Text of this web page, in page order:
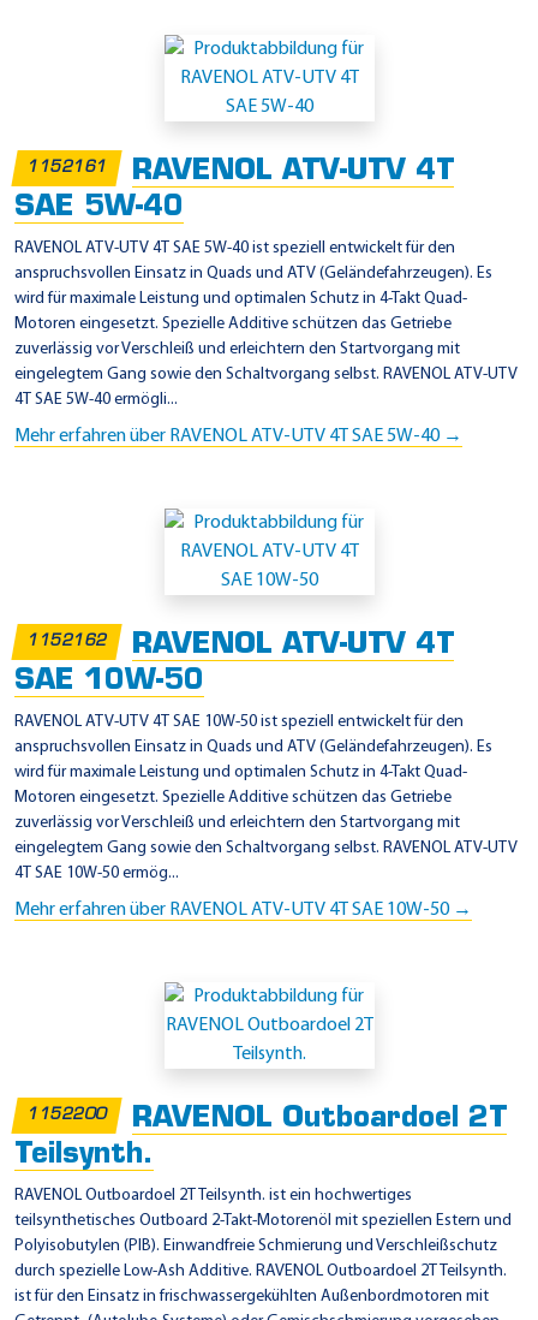
1152161
RAVENOL ATV-UTV 4T
SAE 5W-40
RAVENOL ATV-UTV 4T SAE 5W-40 ist speziell entwickelt für den
anspruchsvollen Einsatz in Quads und ATV (Geländefahrzeugen). Es
wird für maximale Leistung und optimalen Schutz in 4-Takt Quad-
Motoren eingesetzt. Spezielle Additive schützen das Getriebe
zuverlässig vor Verschleiß und erleichtern den Startvorgang mit
eingelegtem Gang sowie den Schaltvorgang selbst. RAVENOL ATV-UTV
4T SAE 5W-40 ermögli...
Mehr erfahren über RAVENOL ATV-UTV 4T SAE 5W-40 →
1152162
RAVENOL ATV-UTV 4T
SAE 10W-50
RAVENOL ATV-UTV 4T SAE 10W-50 ist speziell entwickelt für den
anspruchsvollen Einsatz in Quads und ATV (Geländefahrzeugen). Es
wird für maximale Leistung und optimalen Schutz in 4-Takt Quad-
Motoren eingesetzt. Spezielle Additive schützen das Getriebe
zuverlässig vor Verschleiß und erleichtern den Startvorgang mit
eingelegtem Gang sowie den Schaltvorgang selbst. RAVENOL ATV-UTV
4T SAE 10W-50 ermög...
Mehr erfahren über RAVENOL ATV-UTV 4T SAE 10W-50 →
1152200
RAVENOL Outboardoel 2T
Teilsynth.
RAVENOL Outboardoel 2T Teilsynth. ist ein hochwertiges
teilsynthetisches Outboard 2-Takt-Motorenöl mit speziellen Estern und
Polyisobutylen (PIB). Einwandfreie Schmierung und Verschleißschutz
durch spezielle Low-Ash Additive. RAVENOL Outboardoel 2T Teilsynth.
ist für den Einsatz in frischwassergekühlten Außenbordmotoren mit